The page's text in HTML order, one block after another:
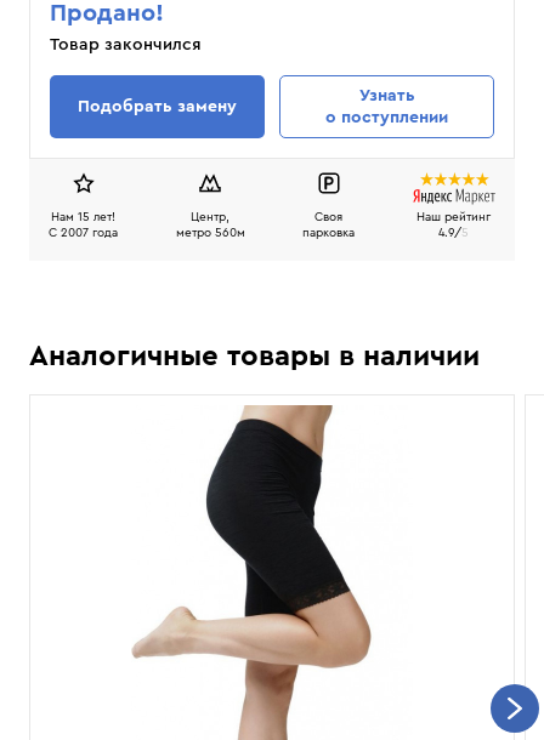
Продано!
Товар закончился
Подобрать замену
Узнать
о поступлении
Нам 15 лет!
C 2007 года
Центр,
метро 560м
Своя
парковка
Наш рейтинг
4.9/5
Аналогичные товары в наличии